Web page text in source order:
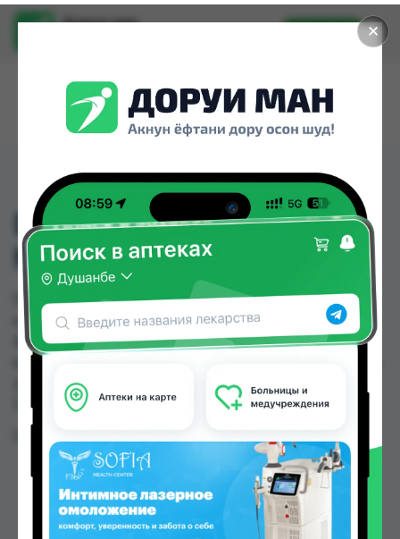
✕
Доруи ман
Установить
DEONICA NATURE FOR
MEN СПРЕЙ 12*200МЛ
DEONICA NATURE FOR MEN СПРЕЙ 12*200МЛ
можно купить или заказать в аптеках, Дору
Фарм №20, Дору Фарм №6, Нишон №1, Нишон
27.00 TJS в Душанбе и других городах
Таджикистана